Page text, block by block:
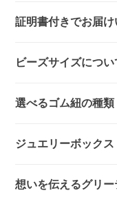
証明書付きでお届
ビーズサイズについ
選べるゴム紐の種類
ジュエリーボックス
想いを伝えるグリ